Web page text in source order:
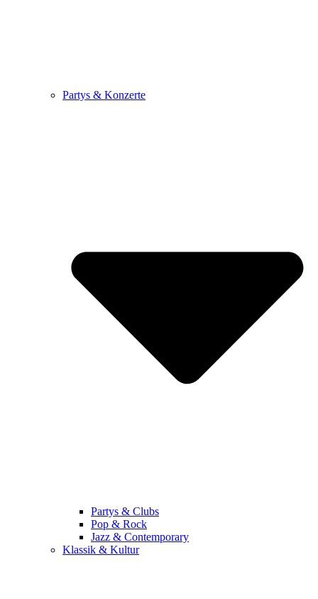
Partys & Konzerte
Partys & Clubs
Pop & Rock
Jazz & Contemporary
Klassik & Kultur